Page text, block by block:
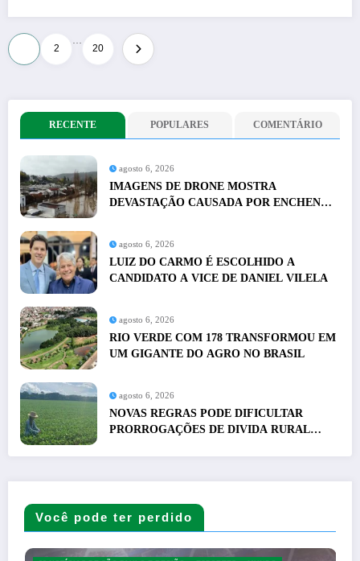
Paginação
de
posts
2
…
20
RECENTE POPULARES COMENTÁRIO
agosto 6, 2026
IMAGENS DE DRONE MOSTRA
DEVASTAÇÃO CAUSADA POR ENCHENTE
agosto 6, 2026
LUIZ DO CARMO É ESCOLHIDO A
CANDIDATO A VICE DE DANIEL VILELA
agosto 6, 2026
RIO VERDE COM 178 TRANSFORMOU EM
UM GIGANTE DO AGRO NO BRASIL
agosto 6, 2026
NOVAS REGRAS PODE DIFICULTAR
PRORROGAÇÕES DE DIVIDA RURAL
Você pode ter perdido